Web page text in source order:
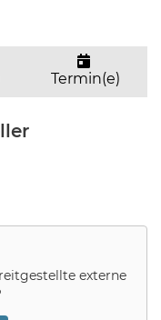
Termin(e)
externe